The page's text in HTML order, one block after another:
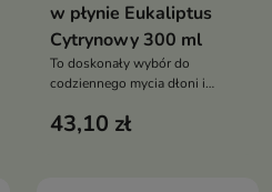
w płynie Eukaliptus
Cytrynowy 300 ml
To doskonały wybór do
codziennego mycia dłoni i
naturalne kosmetyki oraz
43,10 zł